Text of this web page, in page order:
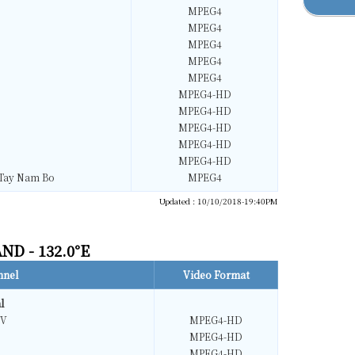
Nam Bo
MPEG4
MPEG4
MPEG4
MPEG4
MPEG4
MPEG4-HD
MPEG4-HD
MPEG4-HD
MPEG4-HD
MPEG4-HD
MPEG4
Updated : 10/10/2018-19:40PM
- 132.0°E
Video Format
MPEG4-HD
MPEG4-HD